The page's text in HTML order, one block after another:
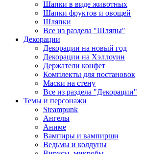
Шапки в виде животных
Шапки фруктов и овощей
Шляпки
Все из раздела "Шляпы"
Декорации
Декорации на новый год
Декорации на Хэллоуин
Держатели конфет
Комплекты для постановок
Маски на стену
Все из раздела "Декорации"
Темы и персонажи
Steampunk
Ангелы
Аниме
Вампиры и вампирши
Ведьмы и колдуны